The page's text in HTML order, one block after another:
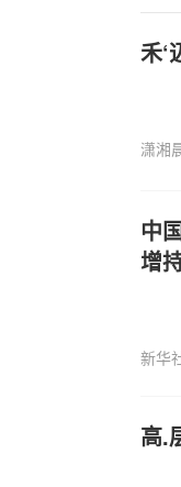
禾‘
潇湘
中
增
新华
高.